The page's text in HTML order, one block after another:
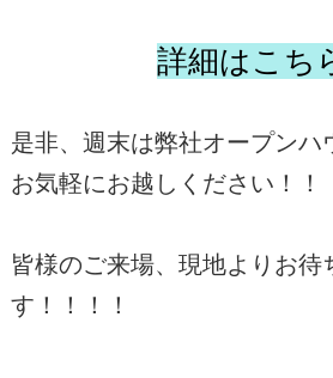
詳細はこち
是非、週末は弊社オープンハ
お気軽にお越しください！！
皆様のご来場、現地よりお待
す！！！！